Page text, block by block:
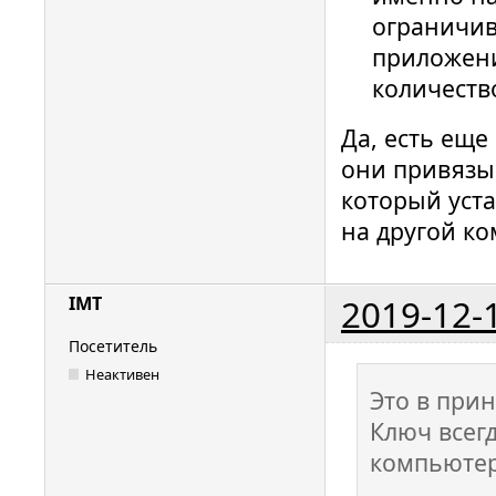
Да, есть
они
который
на другой
IMT 2019-12-
Посетитель
Неактивен
Это в
Ключ